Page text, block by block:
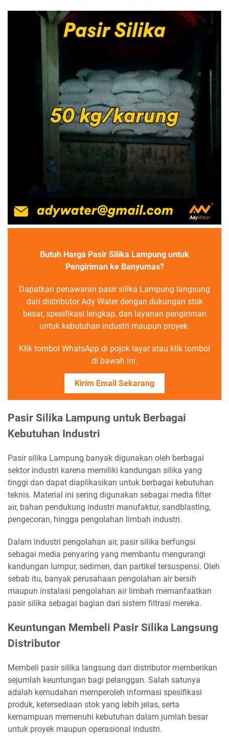
Butuh Harga Pasir Silika Lampung untuk
Pengiriman ke Banyumas?
Dapatkan penawaran pasir silika Lampung langsung
dari distributor Ady Water dengan dukungan stok
besar, spesifikasi lengkap, dan layanan pengiriman
untuk kebutuhan industri maupun proyek.
Klik tombol WhatsApp di pojok layar atau klik tombol
di bawah ini.
Kirim Email Sekarang
Pasir Silika Lampung untuk Berbagai
Kebutuhan Industri
Pasir silika Lampung banyak digunakan oleh berbagai
sektor industri karena memiliki kandungan silika yang
tinggi dan dapat diaplikasikan untuk berbagai kebutuhan
teknis. Material ini sering digunakan sebagai media filter
air, bahan pendukung industri manufaktur, sandblasting,
pengecoran, hingga pengolahan limbah industri.
Dalam industri pengolahan air, pasir silika berfungsi
sebagai media penyaring yang membantu mengurangi
kandungan lumpur, sedimen, dan partikel tersuspensi. Oleh
sebab itu, banyak perusahaan pengolahan air bersih
maupun instalasi pengolahan air limbah memanfaatkan
pasir silika sebagai bagian dari sistem filtrasi mereka.
Keuntungan Membeli Pasir Silika Langsung
Distributor
Membeli pasir silika langsung dari distributor memberikan
sejumlah keuntungan bagi pelanggan. Salah satunya
adalah kemudahan memperoleh informasi spesifikasi
produk, ketersediaan stok yang lebih jelas, serta
kemampuan memenuhi kebutuhan dalam jumlah besar
untuk proyek maupun operasional industri.